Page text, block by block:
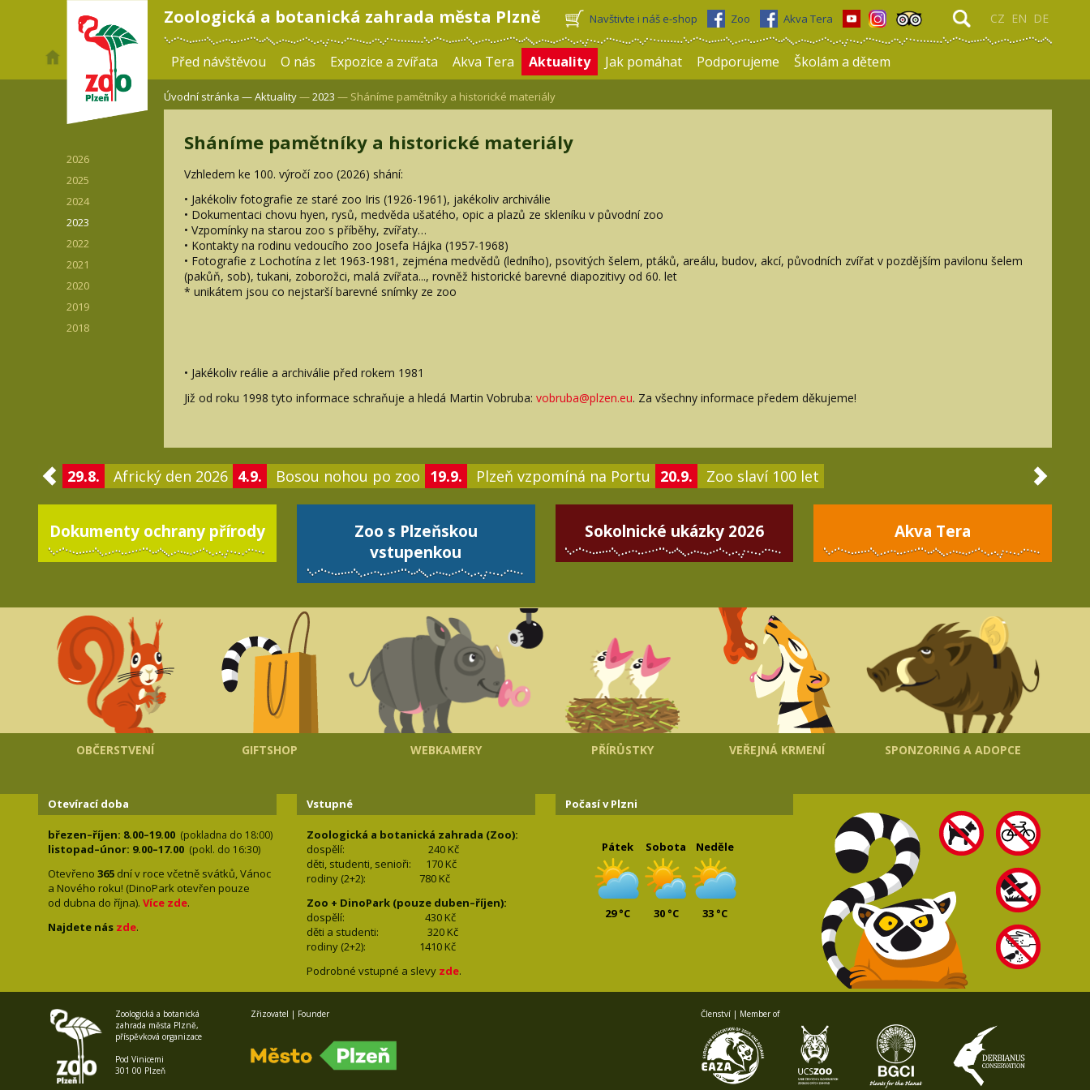
Zoologická a botanická zahrada města Plzně CZ EN DE
Navštivte i náš e-shop Zoo Akva Tera
Před návštěvou O nás Expozice a zvířata Akva Tera Aktuality Jak pomáhat Podporujeme Školám a dětem
2026
2025
2024
2023
2022
2021
2020
2019
2018
Úvodní stránka —Aktuality—2023 — Sháníme pamětníky a historické materiály
Sháníme pamětníky a historické materiály
Vzhledem ke 100. výročí zoo (2026) shání:
• Jakékoliv fotografie ze staré zoo Iris (1926-1961), jakékoliv archiválie
• Dokumentaci chovu hyen, rysů, medvěda ušatého, opic a plazů ze skleníku v původní zoo
• Vzpomínky na starou zoo s příběhy, zvířaty…
• Kontakty na rodinu vedoucího zoo Josefa Hájka (1957-1968)
• Fotografie z Lochotína z let 1963-1981, zejména medvědů (ledního), psovitých šelem, ptáků, areálu, budov, akcí, původních zvířat v pozdějším pavilonu šelem
(pakůň, sob), tukani, zoborožci, malá zvířata..., rovněž historické barevné diapozitivy od 60. let
* unikátem jsou co nejstarší barevné snímky ze zoo
• Jakékoliv reálie a archiválie před rokem 1981
Již od roku 1998 tyto informace schraňuje a hledá Martin Vobruba: vobruba@plzen.eu. Za všechny informace předem děkujeme!
29.8. Africký den 2026 4.9. Bosou nohou po zoo 19.9. Plzeň vzpomíná na Portu 20.9. Zoo slaví 100 let
Dokumenty ochrany přírody
Zoo s Plzeňskou
vstupenkou
Sokolnické ukázky 2026 Akva Tera
OBČERSTVENÍ GIFTSHOP WEBKAMERY PŘÍRŮSTKY VEŘEJNÁ KRMENÍ SPONZORING A ADOPCE
Otevírací doba
březen–říjen: 8.00–19.00 (pokladna do 18:00)
listopad–únor: 9.00–17.00 (pokl. do 16:30)
Otevřeno 365 dní v roce včetně svátků, Vánoc
a Nového roku! (DinoPark otevřen pouze
od dubna do října). Více zde.
Najdete nás zde.
Vstupné
Zoologická a botanická zahrada (Zoo):
dospělí:
240 Kč
děti, studenti, senioři: 170Kč
rodiny (2+2): 780Kč
Zoo + DinoPark (pouze duben–říjen):
dospělí: 430Kč
děti a studenti: 320 Kč
rodiny (2+2): 1410 Kč
Podrobné vstupné a slevy zde.
Počasí v Plzni
Pátek
29 °C
Sobota
30 °C
Neděle
33 °C
Zoologická a botanická
zahrada města Plzně,
příspěvková organizace
Pod Vinicemi
301 00 Plzeň
Zřizovatel | Founder Členství | Member of